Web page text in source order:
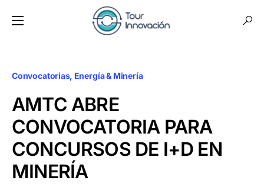
Convocatorias Energía & Minería
AMTC ABRE
CONVOCATORIA PARA
CONCURSOS DE I+D EN
MINERÍA